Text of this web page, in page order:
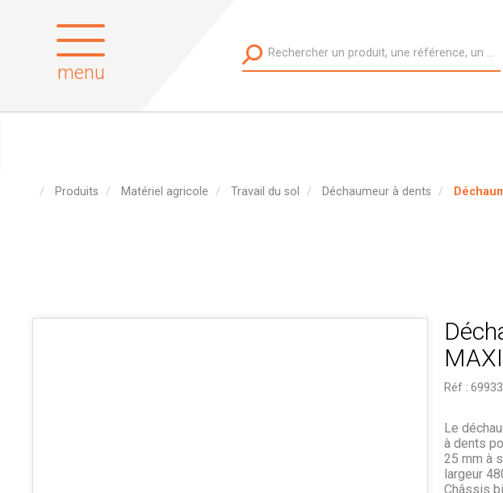
menu
Produits Matériel agricole Travail du sol Déchaumeur à dents
Réf : 69933
Le
à dents
25 mm à
largeur
Châssis